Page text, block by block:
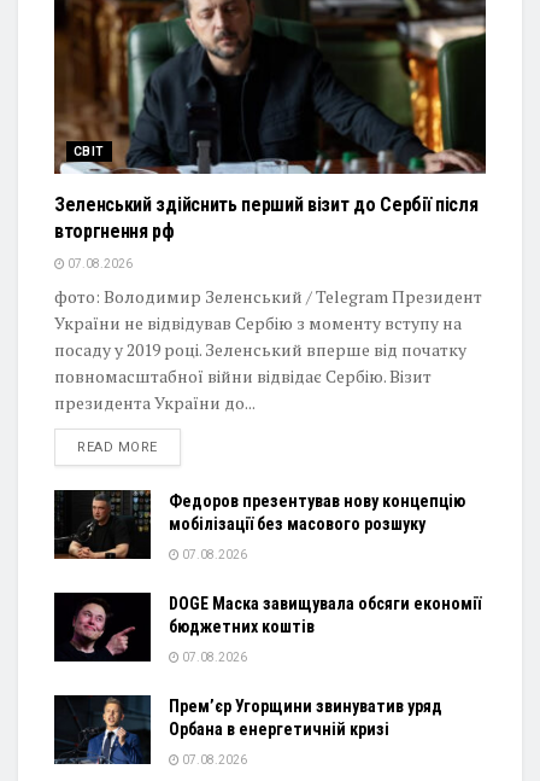
СВІТ
Зеленський здійснить перший візит до Сербії після
вторгнення рф
07.08.2026
фото: Володимир Зеленський / Telegram Президент
України не відвідував Сербію з моменту вступу на
посаду у 2019 році. Зеленський вперше від початку
повномасштабної війни відвідає Сербію. Візит
президента України до...
READ MOREDETAILS
Федоров презентував нову концепцію
мобілізації без масового розшуку
07.08.2026
DOGE Маска завищувала обсяги економії
бюджетних коштів
07.08.2026
Прем’єр Угорщини звинуватив уряд
Орбана в енергетичній кризі
07.08.2026